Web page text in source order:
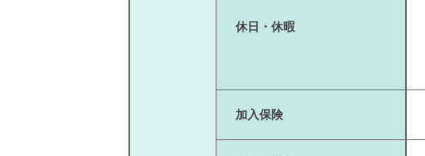
休日・休暇
加入保険